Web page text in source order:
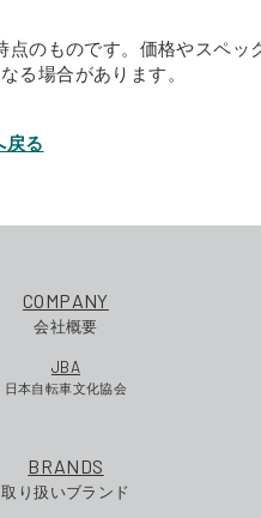
点のものです。価格やスペッ
る場合があります。
る
COMPANY
会社概要
JBA
日本自転車文化協会
BRANDS
取り扱いブランド